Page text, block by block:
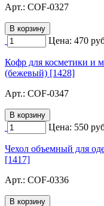
Арт.: COF-0327
Цена: 470
Кофр для косметики и
(бежевый) [1428]
Арт.: COF-0347
Цена: 550
Чехол объемный для
[1417]
Арт.: COF-0336